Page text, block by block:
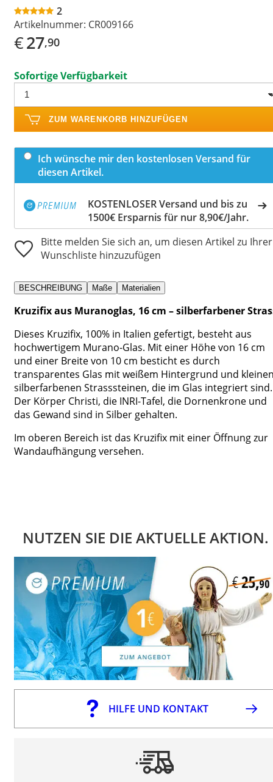
2
Artikelnummer: CR009166
€27,90
Sofortige Verfügbarkeit
ZUM WARENKORB HINZUFÜGEN
Ich wünsche mir den kostenlosen Versand für
diesen Artikel.
KOSTENLOSER Versand und bis zu
1500€ Ersparnis für nur 8,90€/Jahr.
Bitte melden Sie sich an, um diesen Artikel zu Ihrer
Wunschliste hinzuzufügen
BESCHREIBUNG Maße Materialien
Kruzifix aus Muranoglas, 16 cm – silberfarbener
Dieses Kruzifix, 100% in Italien gefertigt, besteht aus
hochwertigem Murano-Glas. Mit einer Höhe von 16 cm
und einer Breite von 10 cm besticht es durch
transparentes Glas mit weißem Hintergrund und
silberfarbenen Strasssteinen, die im Glas integriert sind.
Der Körper Christi, die INRI-Tafel, die Dornenkrone und
das Gewand sind in Silber gehalten.
Im oberen Bereich ist das Kruzifix mit einer Öffnung zur
Wandaufhängung versehen.
NUTZEN SIE DIE AKTUELLE AKTION.
HILFE UND KONTAKT